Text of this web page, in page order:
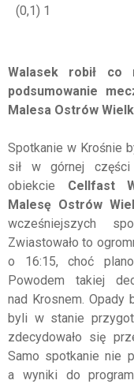
(0,1) 1
Walasek robił co
podsumowanie
Malesa Ostrów
Spotkanie w Krośnie
sił w górnej części
obiekcie Cellfast
Malesę Ostrów
wcześniejszych
Zwiastowało to
o 16:15, choć
Powodem takiej
nad Krosnem. Opady
byli w stanie
zdecydowało się
Samo spotkanie nie
a wyniki do